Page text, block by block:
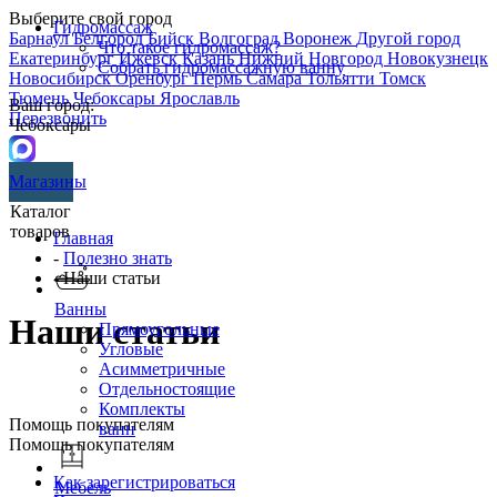
Выберите свой город
БарнаулБелгородБийск ВолгоградВоронеж Другой город
ЕкатеринбургИжевскКазаньНижний Новгород Новокузнецк
НовосибирскОренбургПермьСамараТольятти Томск
ТюменьЧебоксары Ярославль
Перезвонить
Гидромассаж
Что такое гидромассаж?
Собрать гидромассажную ванну
Ваш город:
Чебоксары
Магазины
Каталог
товаров
Ванны
Прямоугольные
Угловые
Асимметричные
Отдельностоящие
Комплекты
ванн
Мебель
Главная
- Полезно знать
- Наши статьи
Наши статьи
Помощь покупателям
Помощь покупателям
Как зарегистрироваться